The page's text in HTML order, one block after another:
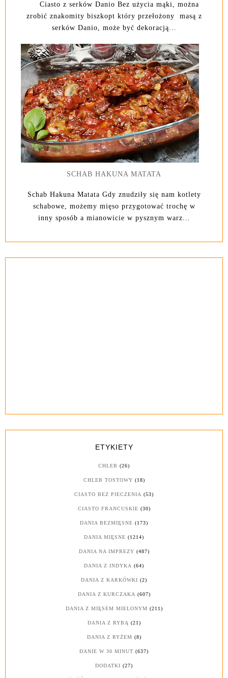
Ciasto z serków Danio Bez użycia mąki, można
zrobić znakomity biszkopt który przełożony masą z
serków Danio, może być dekoracją...
SCHAB HAKUNA MATATA
Schab Hakuna Matata Gdy znudziły się nam kotlety
schabowe, możemy mięso przygotować trochę w
inny sposób a mianowicie w pysznym warz...
ETYKIETY
CHLEB (26)
CHLEB TOSTOWY (18)
CIASTO BEZ PIECZENIA (53)
CIASTO FRANCUSKIE (30)
DANIA BEZMIĘSNE (173)
DANIA MIĘSNE (1214)
DANIA NA IMPREZY (487)
DANIA Z INDYKA (64)
DANIA Z KARKÓWKI (2)
DANIA Z KURCZAKA (607)
DANIA Z MIĘSEM MIELONYM (211)
DANIA Z RYBĄ (21)
DANIA Z RYŻEM (8)
DANIE W 30 MINUT (637)
DODATKI (27)